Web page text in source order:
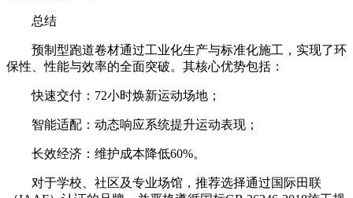
总结
预制型跑道卷材通过工业化生产与标准化施工，实现了环
保性、性能与效率的全面突破。其核心优势包括：
快速交付：72小时焕新运动场地；
智能适配：动态响应系统提升运动表现；
长效经济：维护成本降低60%。
对于学校、社区及专业场馆，推荐选择通过国际田联